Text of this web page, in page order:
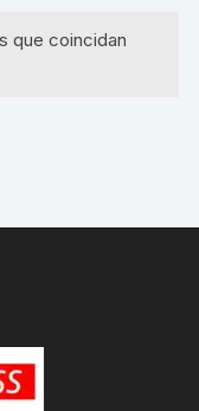
que coincidan